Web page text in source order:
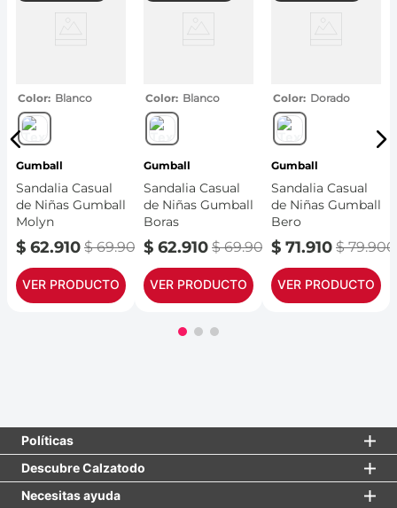
Color Blanco
Gumball
Sandalia Casual
de Niñas Gumball
Molyn
$ 62.910 $ 69.900
VER PRODUCTO
Color Blanco
Gumball
Sandalia Casual
de Niñas Gumball
Boras
$ 62.910 $ 69.900
VER PRODUCTO
Color Dorado
Gumball
Sandalia Casual
de Niñas Gumball
Bero
$ 71.910 $ 79.900
VER PRODUCTO
Políticas
Descubre Calzatodo
Necesitas ayuda